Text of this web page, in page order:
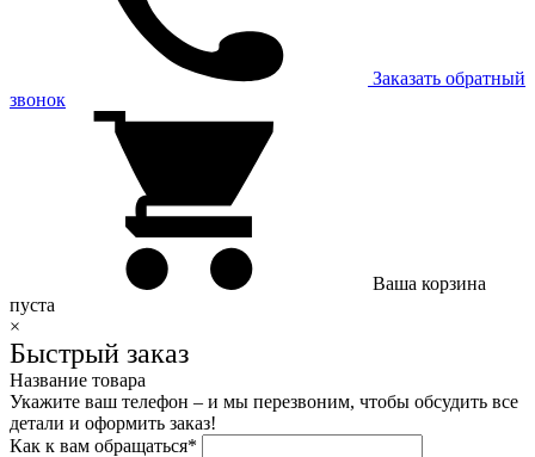
Заказать обратный
звонок
Ваша корзина
пуста
×
Быстрый заказ
Название товара
Укажите ваш телефон – и мы перезвоним, чтобы обсудить все
детали и оформить заказ!
Как к вам обращаться*